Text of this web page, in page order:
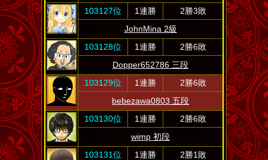
103127位
1連勝
2勝3敗
JohnMina 2級
103128位
1連勝
2勝6敗
Dopper652786 三段
103129位
1連勝
2勝6敗
bebezawa0803 五段
103130位
1連勝
2勝6敗
wimp 初段
103131位
1連勝
2勝1敗